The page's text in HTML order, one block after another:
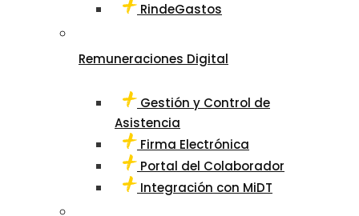
RindeGastos
Remuneraciones Digital
Gestión y Control de
Asistencia
Firma Electrónica
Portal del Colaborador
Integración con MiDT